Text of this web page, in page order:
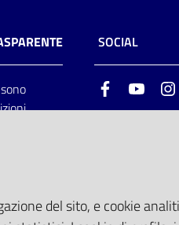
SOCIAL
FacebookYoutube
del sito, e cookie